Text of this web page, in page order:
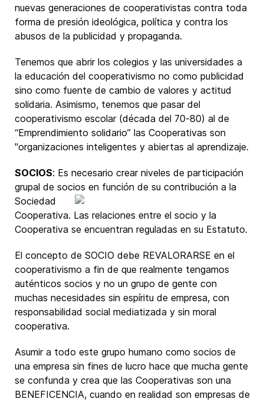
nuevas generaciones de cooperativistas contra toda
forma de presión ideológica, política y contra los
abusos de la publicidad y propaganda.
Tenemos que abrir los colegios y las universidades a
la educación del cooperativismo no como publicidad
sino como fuente de cambio de valores y actitud
solidaria. Asimismo, tenemos que pasar del
cooperativismo escolar (década del 70-80) al de
“Emprendimiento solidario” las Cooperativas son
"organizaciones inteligentes y abiertas al aprendizaje.
SOCIOS: Es necesario crear niveles de participación
grupal de socios en función de su contribución a la
Sociedad
Cooperativa. Las relaciones entre el socio y la
Cooperativa se encuentran reguladas en su Estatuto.
El concepto de SOCIO debe REVALORARSE en el
cooperativismo a fin de que realmente tengamos
auténticos socios y no un grupo de gente con
muchas necesidades sin espíritu de empresa, con
responsabilidad social mediatizada y sin moral
cooperativa.
Asumir a todo este grupo humano como socios de
una empresa sin fines de lucro hace que mucha gente
se confunda y crea que las Cooperativas son una
BENEFICENCIA, cuando en realidad son empresas de